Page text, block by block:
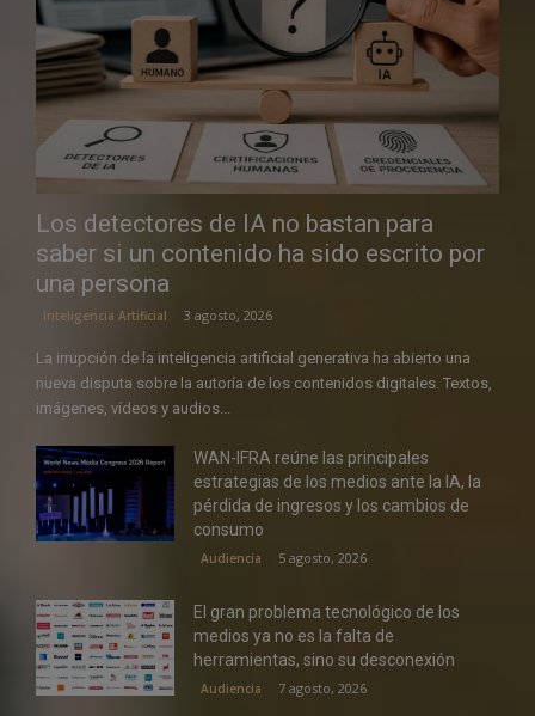
Los detectores de IA no bastan para
saber si un contenido ha sido escrito por
una persona
Inteligencia Artificial 3 agosto, 2026
La irrupción de la inteligencia artificial generativa ha abierto una
nueva disputa sobre la autoría de los contenidos digitales. Textos,
imágenes, vídeos y audios...
WAN-IFRA reúne las principales
estrategias de los medios ante la IA, la
pérdida de ingresos y los cambios de
consumo
Audiencia 5 agosto, 2026
El gran problema tecnológico de los
medios ya no es la falta de
herramientas, sino su desconexión
Audiencia 7 agosto, 2026